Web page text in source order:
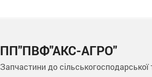
ПП"ПВФ"АКС-АГРО"
Запчастини до сільськогосподарської